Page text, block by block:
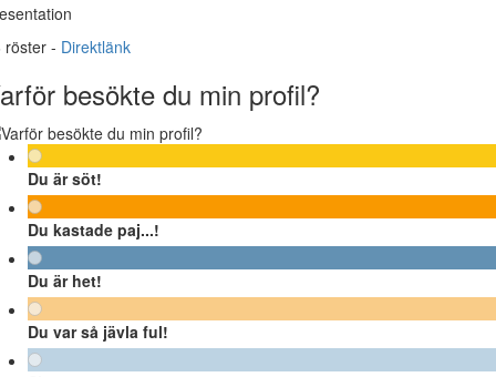
röster - Direktlänk
besökte du min profil?
Du är söt!
Du kastade paj...!
Du är het!
Du var så jävla ful!